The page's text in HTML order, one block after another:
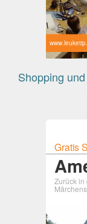
Shopping
Gratis
Zurück in